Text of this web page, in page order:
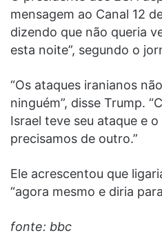
mensagem ao Canal 12
dizendo que não queria
esta noite”, segundo o
“Os ataques iranianos
ninguém”, disse Trump.
Israel teve seu ataque e
precisamos de outro.”
Ele acrescentou que
“agora mesmo e diria
fonte: bbc